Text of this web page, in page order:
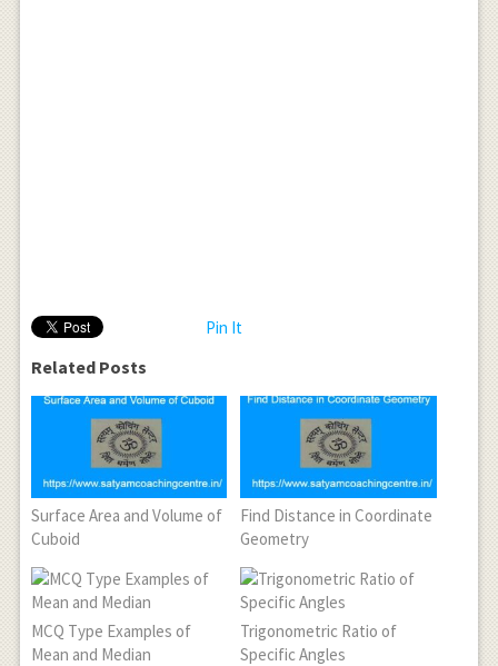
Pin It
Related Posts
Surface Area and Volume of
Cuboid
Find Distance in Coordinate
Geometry
MCQ Type Examples of
Mean and Median
Trigonometric Ratio of
Specific Angles